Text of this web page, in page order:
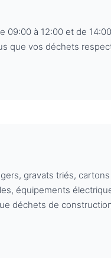
09:00 à 12:00 et de
que vos déchets
gravats triés, cartons
équipements
déchets de